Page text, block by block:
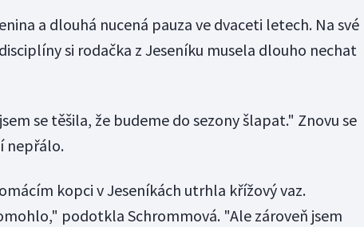
a dlouhá nucená pauza ve dvaceti letech. Na své
si rodačka z Jeseníku musela dlouho nechat
se těšila, že budeme do sezony šlapat." Znovu se
nepřálo.
kopci v Jeseníkách utrhla křížový vaz.
podotkla Schrommová. "Ale zároveň jsem